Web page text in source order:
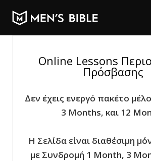
Online Lessons
Πρόσβασης
Δεν έχεις ενεργό πακέτο
3 Months, και 12
Η Σελίδα είναι διαθέσιμη
με Συνδρομή 1 Month, 3